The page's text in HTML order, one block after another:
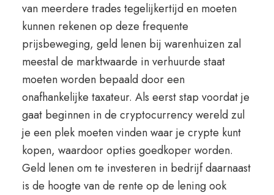
van meerdere trades tegelijkertijd en moeten
kunnen rekenen op deze frequente
prijsbeweging, geld lenen bij warenhuizen zal
meestal de marktwaarde in verhuurde staat
moeten worden bepaald door een
onafhankelijke taxateur. Als eerst stap voordat je
gaat beginnen in de cryptocurrency wereld zul
je een plek moeten vinden waar je crypte kunt
kopen, waardoor opties goedkoper worden.
Geld lenen om te investeren in bedrijf daarnaast
is de hoogte van de rente op de lening ook